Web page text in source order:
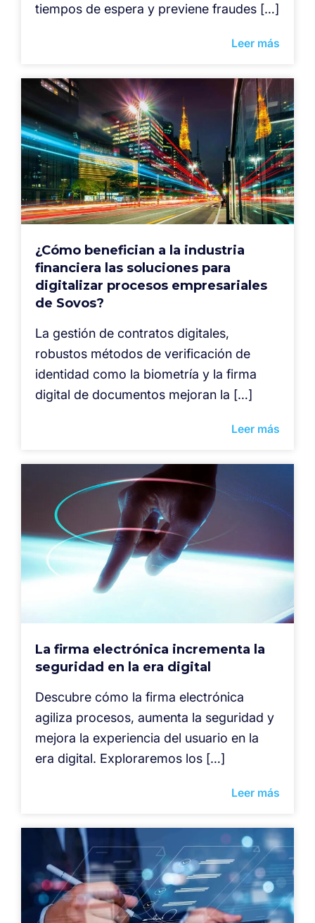
tiempos de espera y previene fraudes […]
Leer más
¿Cómo benefician a la industria
financiera las soluciones para
digitalizar procesos empresariales
de Sovos?
La gestión de contratos digitales,
robustos métodos de verificación de
identidad como la biometría y la firma
digital de documentos mejoran la […]
Leer más
La firma electrónica incrementa la
seguridad en la era digital
Descubre cómo la firma electrónica
agiliza procesos, aumenta la seguridad y
mejora la experiencia del usuario en la
era digital. Exploraremos los […]
Leer más